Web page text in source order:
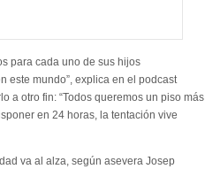
para cada uno de sus hijos
este mundo”, explica en el podcast
a otro fin: “Todos queremos un piso más
en 24 horas, la tentación vive
va al alza, según asevera Josep